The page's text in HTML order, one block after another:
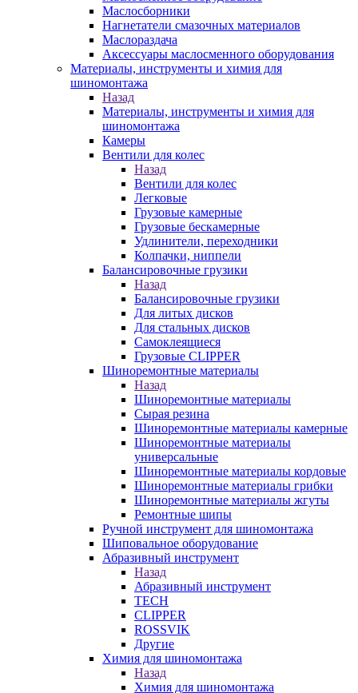
Маслосборники
Нагнетатели смазочных материалов
Маслораздача
Аксессуары маслосменного оборудования
Материалы, инструменты и химия для
шиномонтажа
Назад
Материалы, инструменты и химия для
шиномонтажа
Камеры
Вентили для колес
Назад
Вентили для колес
Легковые
Грузовые камерные
Грузовые бескамерные
Удлинители, переходники
Колпачки, ниппели
Балансировочные грузики
Назад
Балансировочные грузики
Для литых дисков
Для стальных дисков
Самоклеящиеся
Грузовые CLIPPER
Шиноремонтные материалы
Назад
Шиноремонтные материалы
Сырая резина
Шиноремонтные материалы камерные
Шиноремонтные материалы
универсальные
Шиноремонтные материалы кордовые
Шиноремонтные материалы грибки
Шиноремонтные материалы жгуты
Ремонтные шипы
Ручной инструмент для шиномонтажа
Шиповальное оборудование
Абразивный инструмент
Назад
Абразивный инструмент
TECH
CLIPPER
ROSSVIK
Другие
Химия для шиномонтажа
Назад
Химия для шиномонтажа